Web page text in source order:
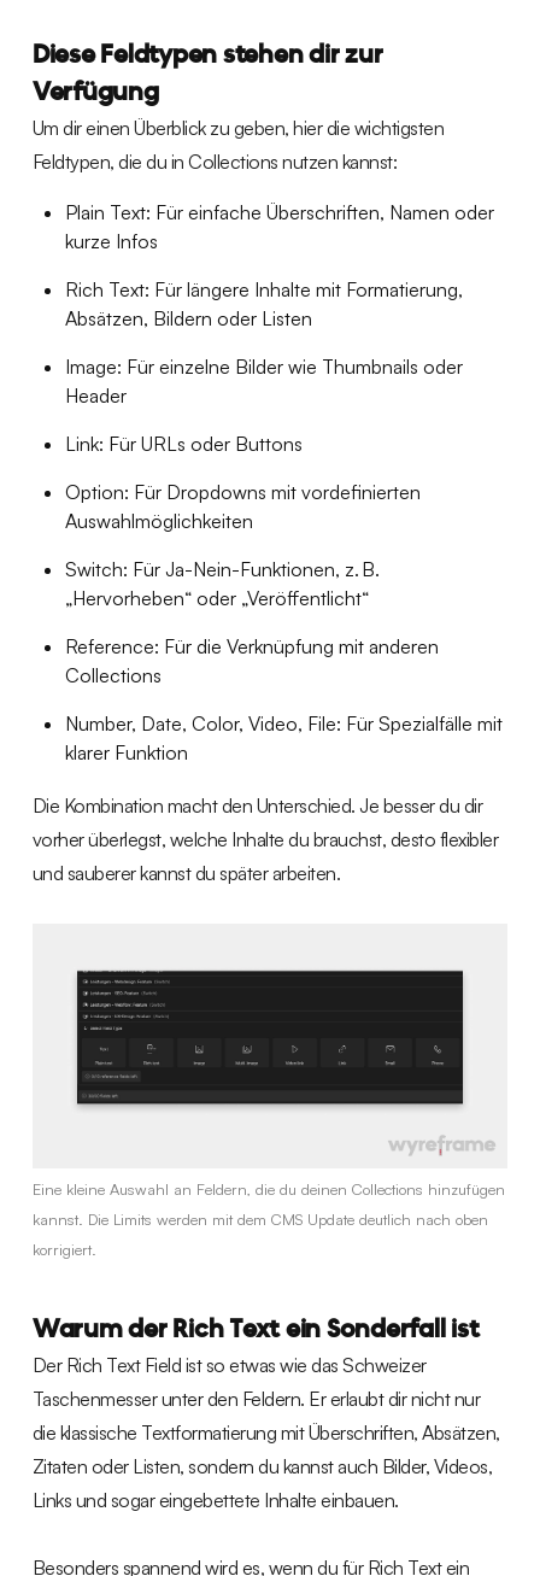
Diese Feldtypen stehen dir zur
Verfügung
Um dir einen Überblick zu geben, hier die wichtigsten
Feldtypen, die du in Collections nutzen kannst:
Plain Text: Für einfache Überschriften, Namen oder
kurze Infos
Rich Text: Für längere Inhalte mit Formatierung,
Absätzen, Bildern oder Listen
Image: Für einzelne Bilder wie Thumbnails oder
Header
Link: Für URLs oder Buttons
Option: Für Dropdowns mit vordefinierten
Auswahlmöglichkeiten
Switch: Für Ja-Nein-Funktionen, z. B.
„Hervorheben“ oder „Veröffentlicht“
Reference: Für die Verknüpfung mit anderen
Collections
Number, Date, Color, Video, File: Für Spezialfälle mit
klarer Funktion
Die Kombination macht den Unterschied. Je besser du dir
vorher überlegst, welche Inhalte du brauchst, desto flexibler
und sauberer kannst du später arbeiten.
Eine kleine Auswahl an Feldern, die du deinen Collections hinzufügen
kannst. Die Limits werden mit dem CMS Update deutlich nach oben
korrigiert.
Warum der Rich Text ein Sonderfall ist
Der Rich Text Field ist so etwas wie das Schweizer
Taschenmesser unter den Feldern. Er erlaubt dir nicht nur
die klassische Textformatierung mit Überschriften, Absätzen,
Zitaten oder Listen, sondern du kannst auch Bilder, Videos,
Links und sogar eingebettete Inhalte einbauen.
Besonders spannend wird es, wenn du für Rich Text ein